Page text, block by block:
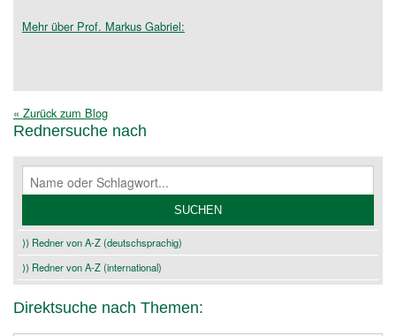
Mehr über Prof. Markus Gabriel:
« Zurück zum Blog
Rednersuche nach
⟩⟩ Redner von A-Z (deutschsprachig)
⟩⟩ Redner von A-Z (international)
Direktsuche nach Themen: